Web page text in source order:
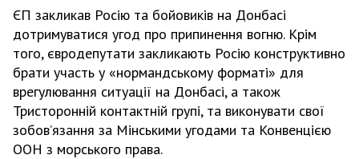
ЄП закликав Росію та бойовиків на Донбасі
дотримуватися угод про припинення вогню. Крім
того, євродепутати закликають Росію конструктивно
брати участь у «нормандському форматі» для
врегулювання ситуації на Донбасі, а також
Тристоронній контактній групі, та виконувати свої
зобовʼязання за Мінськими угодами та Конвенцією
ООН з морського права.